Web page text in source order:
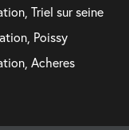
Triel sur seine
Poissy
Acheres